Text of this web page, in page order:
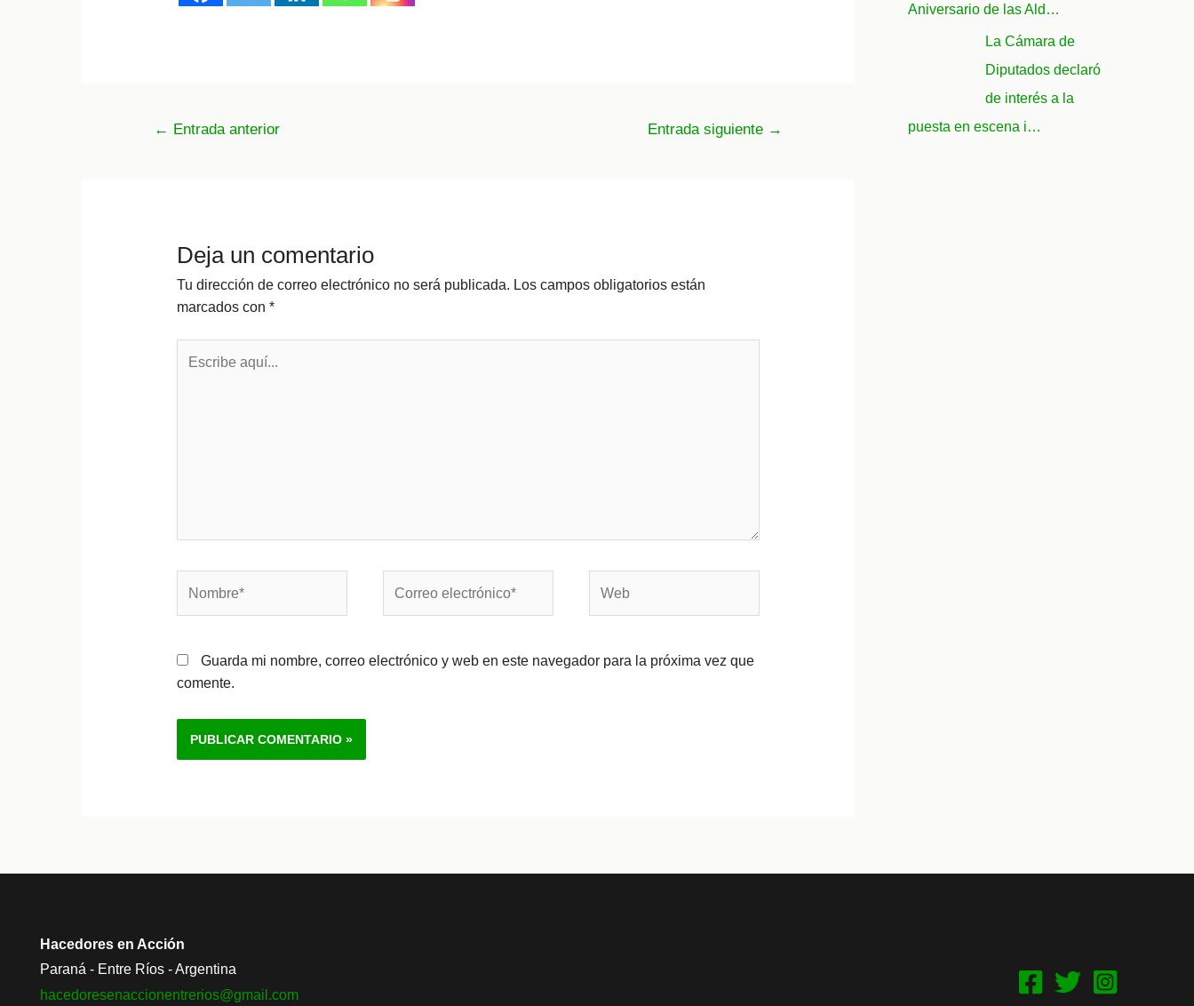
Navegación
← Entrada anterior Entrada siguiente →
Deja un comentario
Tu dirección de correo electrónico no será publicada. Los campos obligatorios están
marcados con *
aquí...
electrónico*
Guarda mi nombre, correo electrónico y web en este navegador para la próxima vez que
comente.
Aniversario de las Ald…
La Cámara de
Diputados declaró
de interés a la
puesta en escena i…
Hacedores en Acción
Paraná - Entre Ríos - Argentina
hacedoresenaccionentrerios@gmail.com